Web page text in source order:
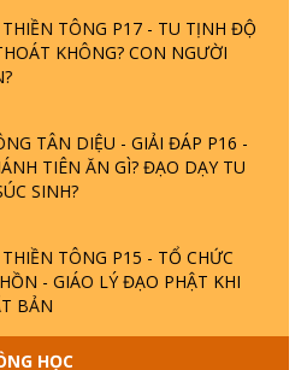
THIỀN TÔNG P17 - TU TỊNH ĐỘ
KHÔNG? CON NGƯỜI
TÂN DIỆU - GIẢI ĐÁP P16 -
TIÊN ĂN GÌ? ĐẠO DẠY TU
SINH?
THIỀN TÔNG P15 - TỔ CHỨC
- GIÁO LÝ ĐẠO PHẬT KHI
BẢN
TÔNG ĐẶC BIỆT - P14 -
HỌC